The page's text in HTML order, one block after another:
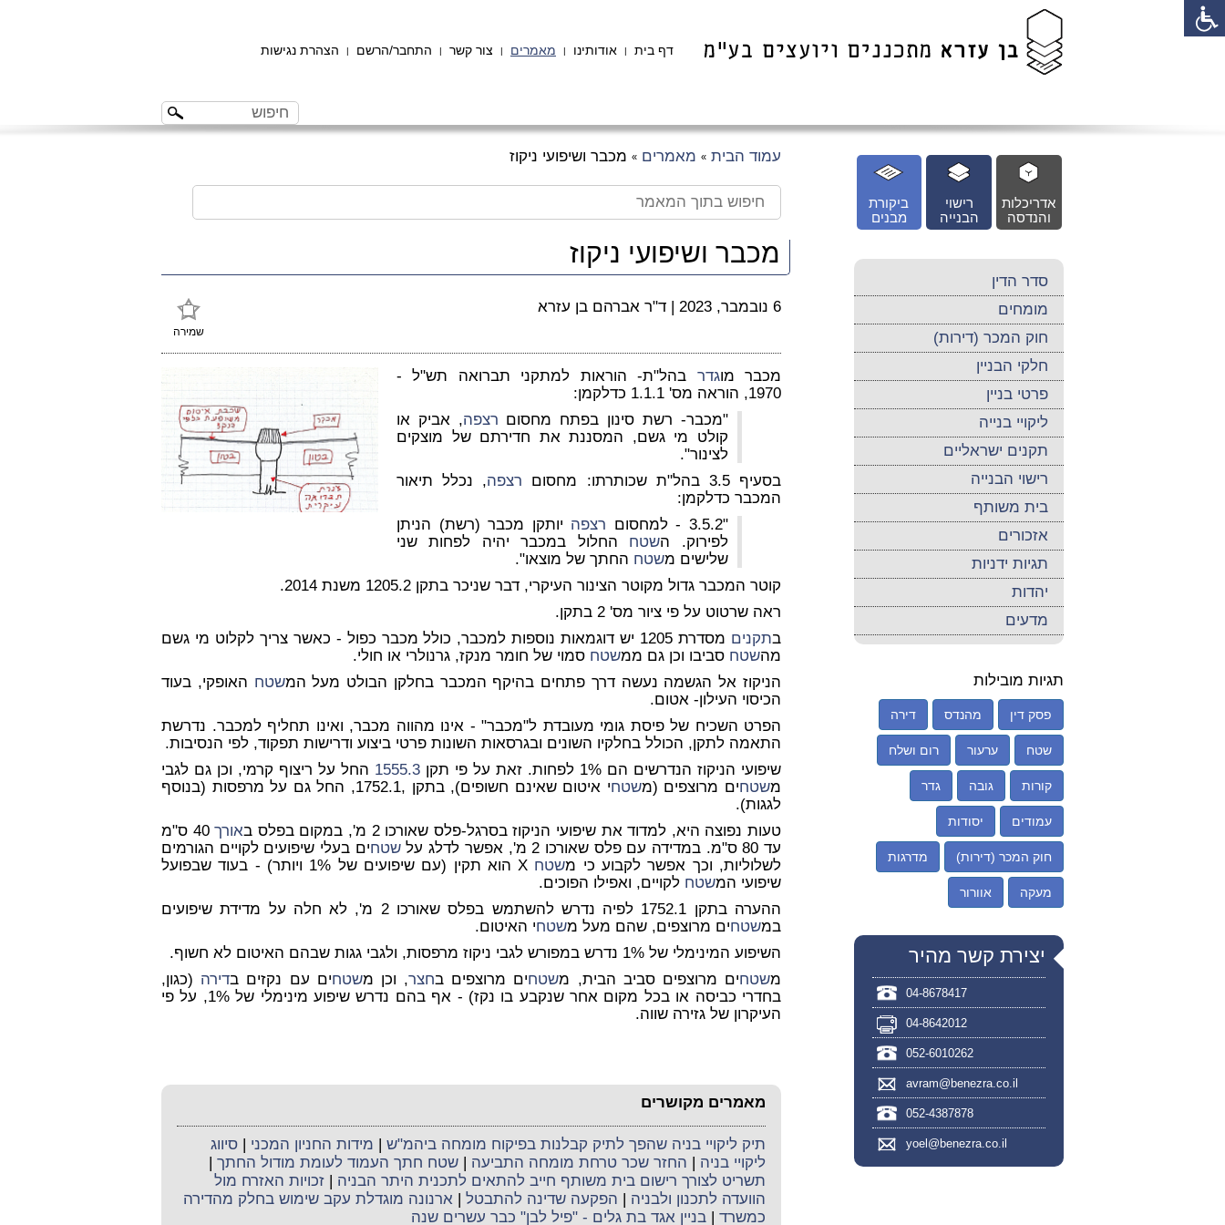
דף בית | אודותינו | מאמרים | צור קשר | התחבר/הרשם | הצהרת נגישות
עמוד הבית » מאמרים » מכבר ושיפועי ניקוז
מכבר ושיפועי ניקוז
שמירה
6 נובמבר, 2023 | ד"ר אברהם בן עזרא
מכבר מוגדר בהל"ת- הוראות למתקני תברואה תש"ל -
1970, הוראה מס' 1.1.1 כדלקמן:
"מכבר- רשת סינון בפתח מחסום רצפה, אביק או
קולט מי גשם, המסננת את חדירתם של מוצקים
לצינור".
בסעיף 3.5 בהל"ת שכותרתו: מחסום
רצפה, נכלל תיאור
המכבר כדלקמן:
"3.5.2 - למחסום
רצפה יותקן מכבר (רשת) הניתן
לפירוק. השטח החלול במכבר יהיה לפחות שני
שלישים משטח החתך של מוצאו".
קוטר המכבר גדול מקוטר הצינור העיקרי, דבר שניכר בתקן 1205.2 משנת 2014.
ראה שרטוט על פי ציור מס' 2 בתקן.
בתקנים
מסדרת 1205 יש דוגמאות נוספות למכבר, כולל מכבר כפול - כאשר צריך לקלוט מי גשם
מהשטח סביבו וכן גם ממשטח סמוי של חומר מנקז, גרנולרי או חולי.
הניקוז אל הגשמה נעשה דרך פתחים בהיקף המכבר בחלקן הבולט מעל המשטח האופקי, בעוד
הכיסוי העילון- אטום.
הפרט השכיח של פיסת גומי מעובדת ל"מכבר" - אינו מהווה מכבר, ואינו תחליף למכבר. נדרשת
התאמה לתקן, הכולל בחלקיו השונים ובגרסאות השונות פרטי ביצוע ודרישות תפקוד, לפי הנסיבות.
שיפועי הניקוז הנדרשים הם 1% לפחות. זאת על פי תקן
1555.3 החל על ריצוף קרמי, וכן גם לגבי
משטחים מרוצפים (משטח
י איטום שאינם חשופים), בתקן ,1752.1, החל גם על מרפסות (בנוסף
לגגות).
טעות נפוצה היא, למדוד את שיפועי הניקוז בסרגל-פלס שאורכו 2 מ', במקום בפלס ב
אורך
40 ס"מ
עד 80 ס"מ. במדידה עם פלס שאורכו 2 מ', אפשר לדלג על
שטחים בעלי שיפועים לקויים הגורמים
לשלוליות, וכך אפשר לקבוע כי משטח
X הוא תקין (עם שיפועים של 1% ויותר) - בעוד שבפועל
שיפועי המשטח לקויים, ואפילו הפוכים.
ההערה בתקן 1752.1 לפיה נדרש להשתמש בפלס שאורכו 2 מ', לא חלה על מדידת שיפועים
במשטחים מרוצפים, שהם מעל משטחי האיטום.
השיפוע המינימלי של 1% נדרש במפורש לגבי ניקוז מרפסות, ולגבי גגות שבהם האיטום לא חשוף.
משטחים מרוצפים סביב הבית, משטחים מרוצפים בחצר, וכן משטחים עם נקזים בדירה (כגון,
בחדרי כביסה או בכל מקום אחר שנקבע בו נקז) - אף בהם נדרש שיפוע מינימלי של 1%, על פי
העיקרון של גזירה שווה.
מאמרים מקושרים
תיק ליקויי בניה שהפך לתיק קבלנות בפיקוח מומחה ביהמ"ש | מידות החניון המכני | סיווג
ליקויי בניה | החזר שכר טרחת מומחה התביעה | שטח חתך העמוד לעומת מודול החתך |
תשריט לצורך רישום בית משותף חייב להתאים לתכנית היתר הבניה | זכויות האזרח מול
הוועדה לתכנון ולבניה | הפקעה שדינה להתבטל | ארנונה מוגדלת עקב שימוש בחלק מהדירה
כמשרד | בניין אגד בת גלים - "פיל לבן" כבר עשרים שנה
ביקורת
מבנים
רישוי
הבנייה
אדריכלות
והנדסה
סדר הדין
מומחים
חוק המכר (דירות)
חלקי הבניין
פרטי בניין
ליקויי בנייה
תקנים ישראליים
רישוי הבנייה
בית משותף
אזכורים
תגיות ידניות
יהדות
מדעים
תגיות מובילות
פסק דין מהנדס דירה
שטח ערעור רום ושלח
קורות גובה גדר
עמודים יסודות
חוק המכר (דירות) מדרגות
מעקה אוורור
יצירת קשר מהיר
04-8678417
04-8642012
052-6010262
avram@benezra.co.il
052-4387878
yoel@benezra.co.il